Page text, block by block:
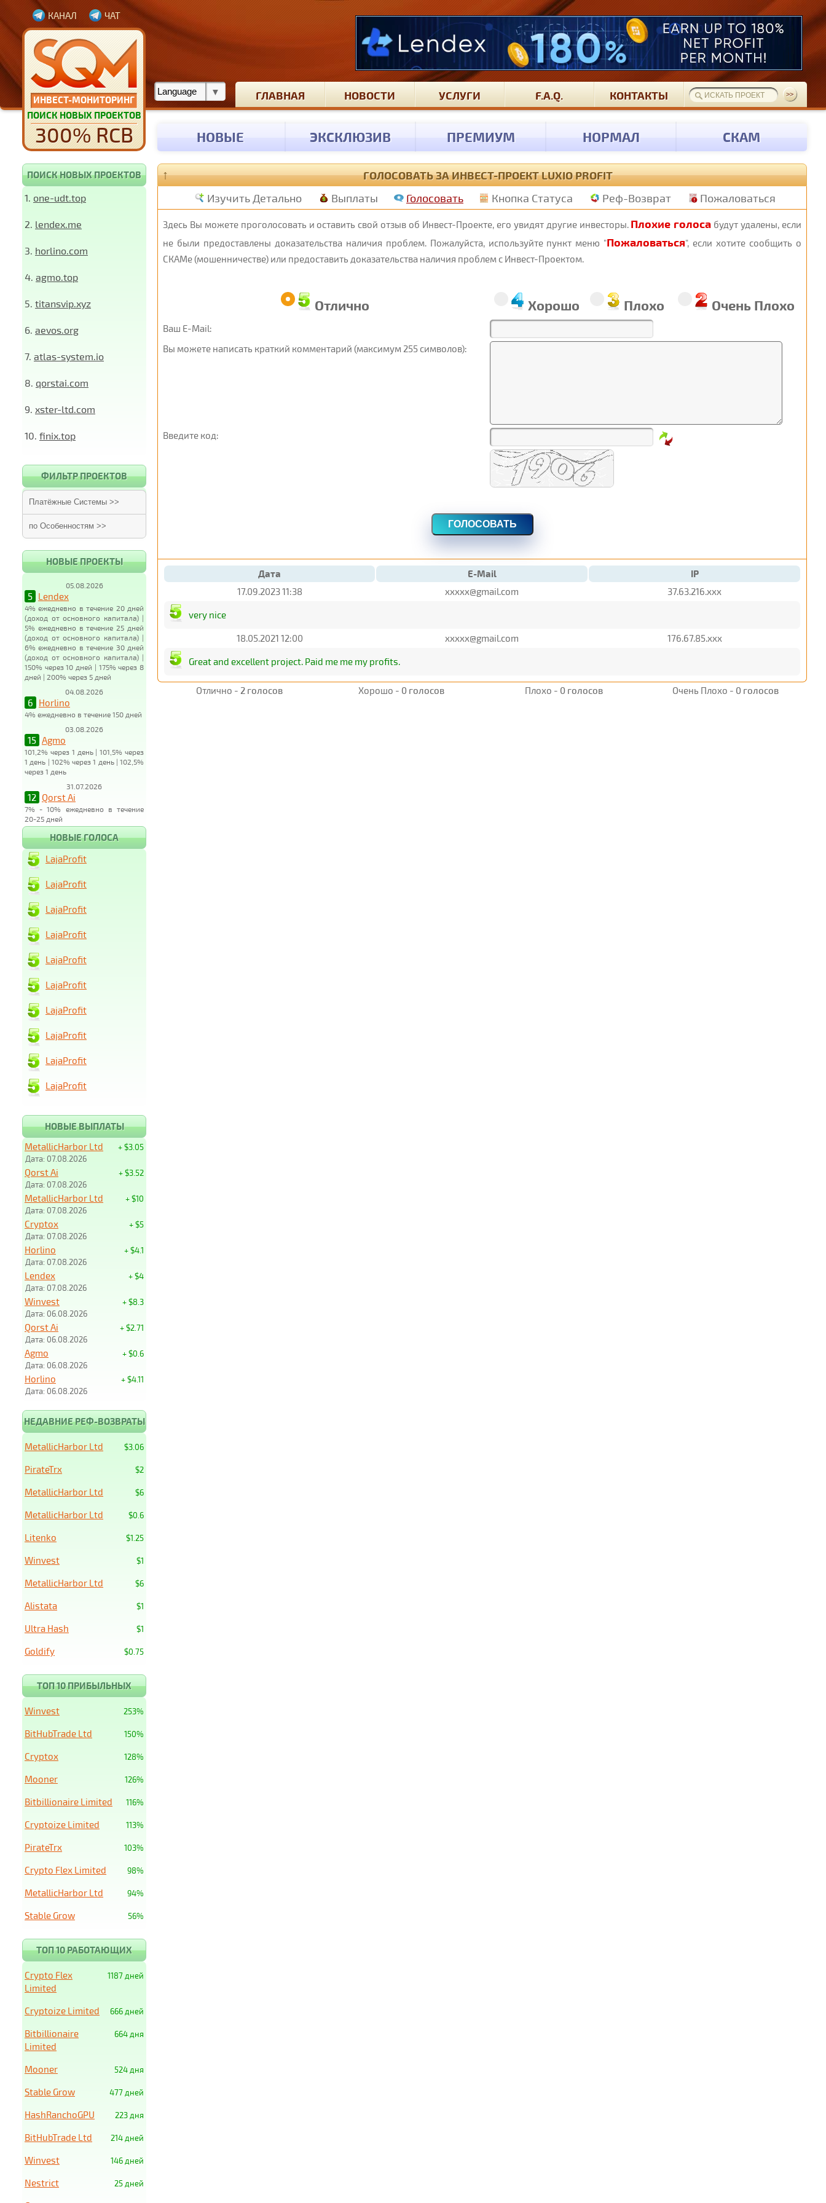
ИНВЕСТ-МОНИТОРИНГ
ПОИСК НОВЫХ ПРОЕКТОВ
300% RCB
КАНАЛ ЧАТ
ГЛАВНАЯ НОВОСТИ УСЛУГИ F.A.Q. КОНТАКТЫ
НОВЫЕ ЭКСКЛЮЗИВ ПРЕМИУМ НОРМАЛ СКАМ
ПОИСК НОВЫХ ПРОЕКТОВ
1. one-udt.top
2. lendex.me
3. horlino.com
4. agmo.top
5. titansvip.xyz
6. aevos.org
7. atlas-system.io
8. qorstai.com
9. xster-ltd.com
10. finix.top
ФИЛЬТР ПРОЕКТОВ
Платёжные Системы >>
по Особенностям >>
НОВЫЕ ПРОЕКТЫ
05.08.2026
5 Lendex
4% ежедневно в течение 20 дней
(доход от основного капитала) |
5% ежедневно в течение 25 дней
(доход от основного капитала) |
6% ежедневно в течение 30 дней
(доход от основного капитала) |
150% через 10 дней | 175% через 8
дней | 200% через 5 дней
04.08.2026
6 Horlino
4% ежедневно в течение 150 дней
03.08.2026
15 Agmo
101,2% через 1 день | 101,5% через
1 день | 102% через 1 день | 102,5%
через 1 день
31.07.2026
12 Qorst Ai
7% - 10% ежедневно в течение
20-25 дней
↑ ГОЛОСОВАТЬ ЗА ИНВЕСТ-ПРОЕКТ LUXIO PROFIT
Изучить Детально Выплаты Голосовать Кнопка Статуса Реф-Возврат Пожаловаться
Здесь Вы можете проголосовать и оставить свой отзыв об Инвест-Проекте, его увидят другие инвесторы. Плохие голоса будут удалены, если
не были предоставлены доказательства наличия проблем. Пожалуйста, используйте пункт меню "Пожаловаться", если хотите сообщить о
СКАМе (мошенничестве) или предоставить доказательства наличия проблем с Инвест-Проектом.
Отлично Хорошо Плохо Очень Плохо
Ваш E-Mail:
Вы можете написать краткий комментарий (максимум 255 символов):
Введите код:
ГОЛОСОВАТЬ
Дата E-Mail
IP
17.09.2023 11:38
xxxxx@gmail.com 37.63.216.xxx
very nice
18.05.2021 12:00 xxxxx@gmail.com 176.67.85.xxx
Great and excellent project. Paid me me my profits.
Отлично - 2 голосов Хорошо - 0 голосов Плохо - 0 голосов Очень Плохо - 0 голосов
НОВЫЕ ГОЛОСА
LajaProfit
LajaProfit
LajaProfit
LajaProfit
LajaProfit
LajaProfit
LajaProfit
LajaProfit
LajaProfit
LajaProfit
НОВЫЕ ВЫПЛАТЫ
+ $3.05
MetallicHarbor Ltd
Дата: 07.08.2026
+ $3.52
Qorst Ai
Дата: 07.08.2026
+ $10
MetallicHarbor Ltd
Дата: 07.08.2026
+ $5
Cryptox
Дата: 07.08.2026
+ $4.1
Horlino
Дата: 07.08.2026
+ $4
Lendex
Дата: 07.08.2026
+ $8.3
Winvest
Дата: 06.08.2026
+ $2.71
Qorst Ai
Дата: 06.08.2026
+ $0.6
Agmo
Дата: 06.08.2026
+ $4.11
Horlino
Дата: 06.08.2026
НЕДАВНИЕ РЕФ-ВОЗВРАТЫ
$3.06
MetallicHarbor Ltd
$2
PirateTrx
$6
MetallicHarbor Ltd
$0.6
MetallicHarbor Ltd
$1.25
Litenko
$1
Winvest
$6
MetallicHarbor Ltd
$1
Alistata
$1
Ultra Hash
$0.75
Goldify
ТОП 10 ПРИБЫЛЬНЫХ
253%
Winvest
150%
BitHubTrade Ltd
128%
Cryptox
126%
Mooner
116%
Bitbillionaire Limited
113%
Cryptoize Limited
103%
PirateTrx
98%
Crypto Flex Limited
94%
MetallicHarbor Ltd
56%
Stable Grow
ТОП 10 РАБОТАЮЩИХ
1187 дней
Crypto Flex
Limited
666 дней
Cryptoize Limited
664 дня
Bitbillionaire
Limited
524 дня
Mooner
477 дней
Stable Grow
223 дня
HashRanchoGPU
214 дней
BitHubTrade Ltd
146 дней
Winvest
25 дней
Nestrict